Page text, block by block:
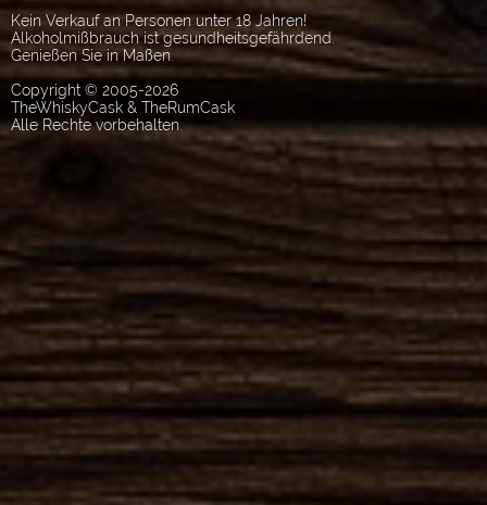
Kein Verkauf an Personen unter 18 Jahren!
Alkoholmißbrauch ist gesundheitsgefährdend.
Genießen Sie in Maßen.
Copyright © 2005-2026
TheWhiskyCask & TheRumCask
Alle Rechte vorbehalten.